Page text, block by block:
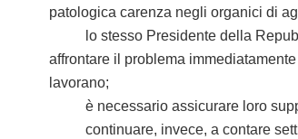
patologica carenza negli organici di
lo stesso Presidente della
affrontare il problema
lavorano;
è necessario assicurare loro
continuare, invece, a contare